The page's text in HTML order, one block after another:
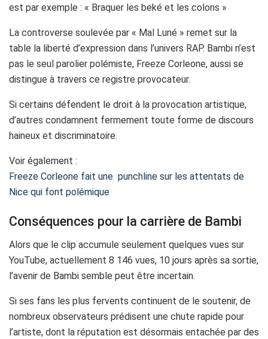
est par exemple : « Braquer les beké et les colons »
La controverse soulevée par « Mal Luné » remet sur la
table la liberté d’expression dans l’univers RAP. Bambi n’est
pas le seul parolier polémiste, Freeze Corleone, aussi se
distingue à travers ce registre provocateur.
Si certains défendent le droit à la provocation artistique,
d’autres condamnent fermement toute forme de discours
haineux et discriminatoire.
Voir également :
Freeze Corleone fait une punchline sur les attentats de
Nice qui font polémique
Conséquences pour la carrière de Bambi
Alors que le clip accumule seulement quelques vues sur
YouTube, actuellement 8 146 vues, 10 jours après sa sortie,
l’avenir de Bambi semble peut être incertain.
Si ses fans les plus fervents continuent de le soutenir, de
nombreux observateurs prédisent une chute rapide pour
l’artiste, dont la réputation est désormais entachée par des